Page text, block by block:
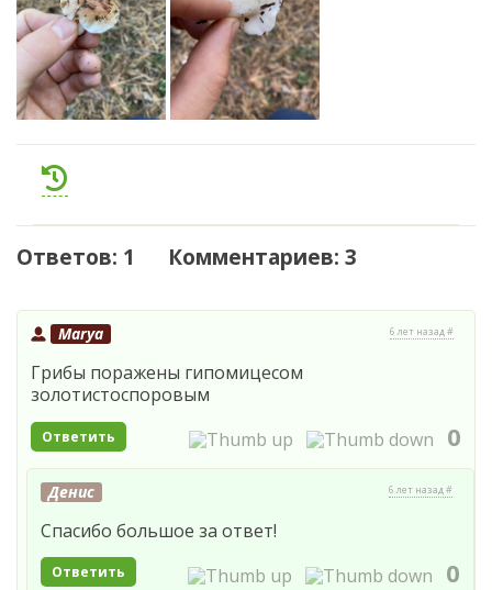
Ответов: 1 Комментариев: 3
Marya 6 лет назад #
Грибы поражены гипомицесом
золотистоспоровым
Ответить 0
Денис 6 лет назад #
Спасибо большое за ответ!
Ответить 0